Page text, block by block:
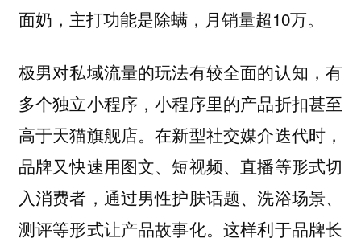
面奶，主打功能是除螨，月销量超10万。
极男对私域流量的玩法有较全面的认知，有
多个独立小程序，小程序里的产品折扣甚至
高于天猫旗舰店。在新型社交媒介迭代时，
品牌又快速用图文、短视频、直播等形式切
入消费者，通过男性护肤话题、洗浴场景、
测评等形式让产品故事化。这样利于品牌长